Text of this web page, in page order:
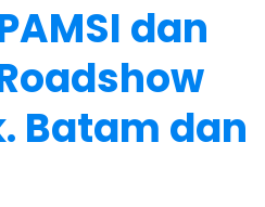
dan
Batam dan